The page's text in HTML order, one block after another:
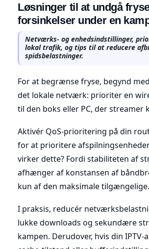
Løsninger til at undgå
forsinkelser under en
Netværks- og enhedsindstillinger,
lokal trafik, og tips til at reducere
spidsbelastninger.
For at begrænse fryse, begynd
det lokale netværk: prioriter en
til den boks eller PC, der streamer
Aktivér QoS-prioritering på din
for at prioritere
virker dette? Fordi stabiliteten af
afhænger af konstansen af
kun af den maksimale tilgængelige.
I praksis, reducér
lukke downloads og sekundære
kampen. Derudover, hvis din IPTV-